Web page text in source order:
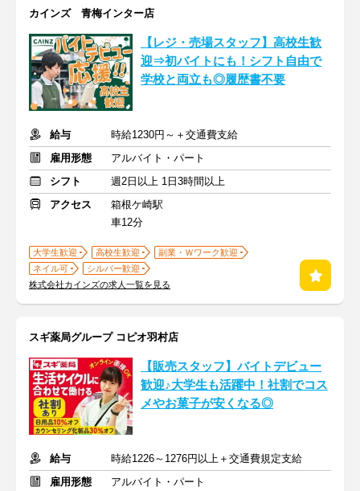
カインズ 青梅インター店
【レジ・売場スタッフ】高校生歓
迎⇒初バイトにも！シフト自由で
学校と両立も◎履歴書不要
給与
時給1230円～＋交通費支給
雇用形態
アルバイト・パート
シフト
週2日以上 1日3時間以上
アクセス
箱根ケ崎駅
車12分
大学生歓迎 高校生歓迎
副業・Ｗワーク歓迎
ネイル可
シルバー歓迎
株式会社カインズの求人一覧を見る
スギ薬局グループ コピオ羽村店
【販売スタッフ】バイトデビュー
歓迎♪大学生も活躍中！社割でコス
メやお菓子が安くなる◎
給与
時給1226～1276円以上＋交通費規定支給
雇用形態
アルバイト・パート